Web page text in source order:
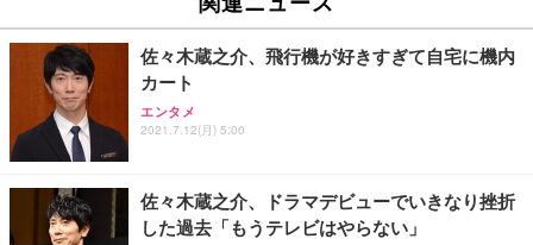
佐々木蔵之介、飛行機が好きすぎて自宅に機内
カート
エンタメ
2021.7.12(月) 5:00
佐々木蔵之介、ドラマデビューでいきなり挫折
した過去「もうテレビはやらない」